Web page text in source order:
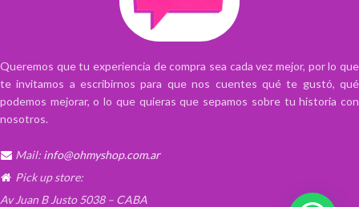
Queremos que tu experiencia de compra sea cada vez mejor, por lo que
te invitamos a escribirnos para que nos cuentes qué te gustó, qué
podemos mejorar, o lo que quieras que sepamos sobre tu historia con
nosotros.
Mail: info@ohmyshop.com.ar
Pick up store:
Av Juan B Justo 5038 – CABA